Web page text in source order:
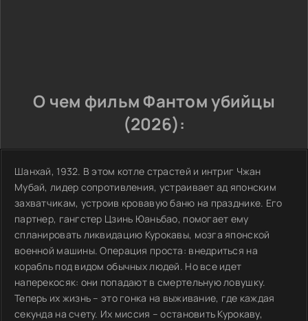
О чем фильм Фантом убийцы
(2026):
Шанхай, 1932. В этом котле страстей и интриг Чжан
Мубай, лидер сопротивления, устраивает ад японским
захватчикам, устроив кровавую баню на празднике. Его
партнер, гангстер Цзинь Юаньбао, помогает ему
спланировать ликвидацию Курокавы, мозга японской
военной машины. Операция проста: внедриться на
корабль под видом обычных людей. Но все идет
наперекосяк: они попадают в смертельную ловушку.
Теперь их жизнь – это гонка на выживание, где каждая
секунда на счету. Их миссия – остановить Курокаву,